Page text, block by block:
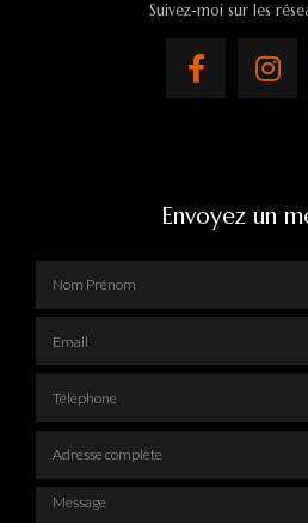
Suivez-moi sur les
Envoyez un
Message